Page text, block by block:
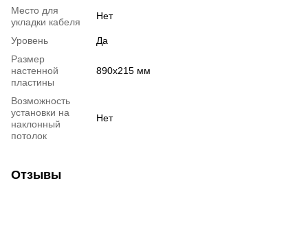
Место для
укладки кабеля
Нет
Уровень
Да
Размер
настенной
пластины
890х215 мм
Возможность
установки на
наклонный
потолок
Нет
Отзывы